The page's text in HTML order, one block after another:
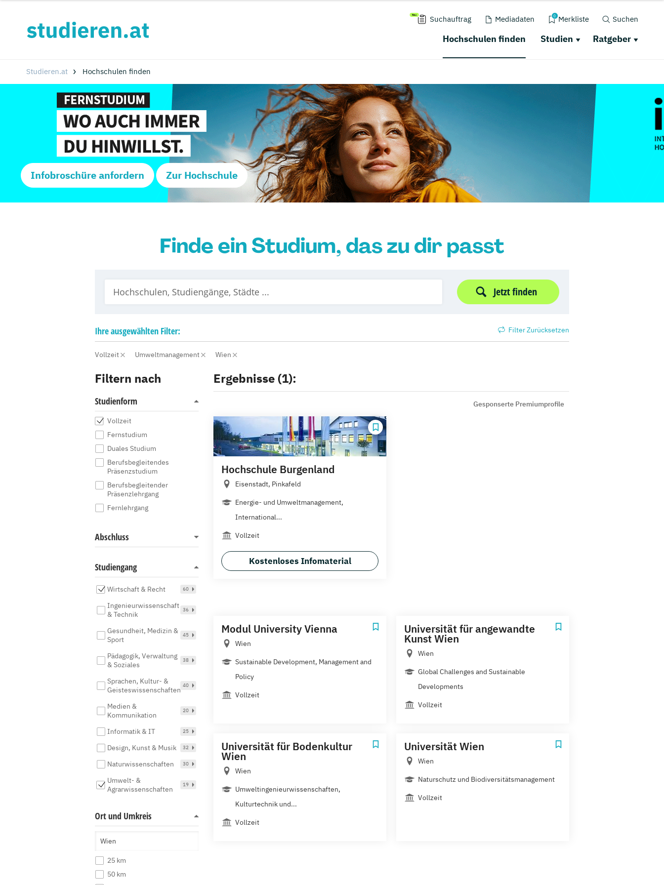
Suchauftrag Mediadaten 0 Merkliste Suchen
Hochschulen finden Studien Ratgeber
Studieren.at Hochschulen finden
Infobroschüre anfordern Zur Hochschule
Finde ein Studium, das zu dir passt
Jetzt finden
Ihreausgewählten Filter: Filter Zurücksetzen
Vollzeit Umweltmanagement Wien
Filtern nach
Studienform
Vollzeit
Fernstudium
Duales Studium
Berufsbegleitendes
Präsenzstudium
Berufsbegleitender
Präsenzlehrgang
Fernlehrgang
Abschluss
Studiengang
Wirtschaft & Recht 60
Ingenieurwissenschaft
& Technik
36
Gesundheit, Medizin &
Sport
45
Pädagogik, Verwaltung
& Soziales
38
Sprachen, Kultur- &
Geisteswissenschaften
40
Medien &
Kommunikation
20
Informatik & IT 25
Design, Kunst & Musik 32
Naturwissenschaften 30
Umwelt- &
Agrarwissenschaften
19
Ort und Umkreis
25 km
50 km
Ergebnisse (1):
Gesponserte Premiumprofile
Hochschule Burgenland
Eisenstadt, Pinkafeld
Energie- und Umweltmanagement,
International...
Vollzeit
Kostenloses Infomaterial
Modul University Vienna
Wien
Sustainable Development, Management and
Policy
Vollzeit
Universität für angewandte
Kunst Wien
Wien
Global Challenges and Sustainable
Developments
Vollzeit
Universität für Bodenkultur
Wien
Wien
Umweltingenieurwissenschaften,
Kulturtechnik und...
Vollzeit
Universität Wien
Wien
Naturschutz und Biodiversitätsmanagement
Vollzeit